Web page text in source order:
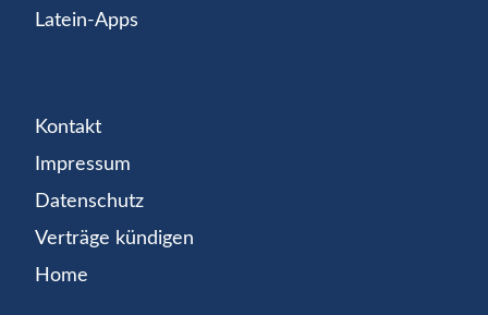
Latein-Apps
Kontakt
Impressum
Datenschutz
Verträge kündigen
Home